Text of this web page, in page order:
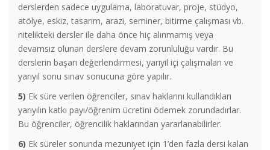
derslerden sadece uygulama, laboratuvar, proje, stüdyo,
atölye, eskiz, tasarım, arazi, seminer, bitirme çalışması vb.
nitelikteki dersler ile daha önce hiç alınmamış veya
devamsız olunan derslere devam zorunluluğu vardır. Bu
derslerin başarı değerlendirmesi, yarıyıl içi çalışmaları ve
yarıyıl sonu sınav sonucuna göre yapılır.
5) Ek süre verilen öğrenciler, sınav haklarını kullandıkları
yarıyılın katkı payı/öğrenim ücretini ödemek zorundadırlar.
Bu öğrenciler, öğrencilik haklarından yararlanabilirler.
6) Ek süreler sonunda mezuniyet için 1’den fazla dersi kalan